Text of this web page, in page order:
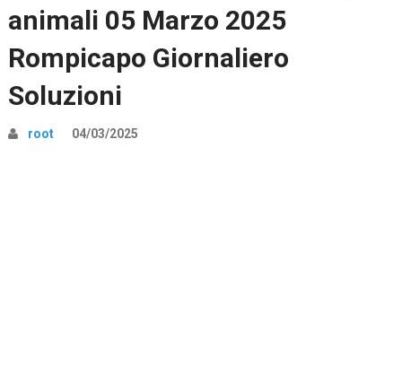
animali 05 Marzo 2025
Rompicapo Giornaliero
Soluzioni
root 04/03/2025